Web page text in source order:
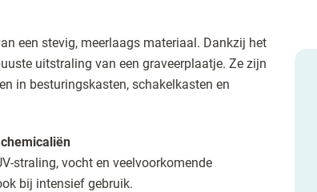
een stevig, meerlaags materiaal. Dankzij het
uitstraling van een graveerplaatje. Ze zijn
in besturingskasten, schakelkasten en
straling, vocht en veelvoorkomende
bij intensief gebruik.